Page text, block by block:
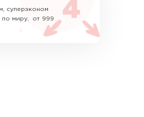
суперэконом
по миру, от 999